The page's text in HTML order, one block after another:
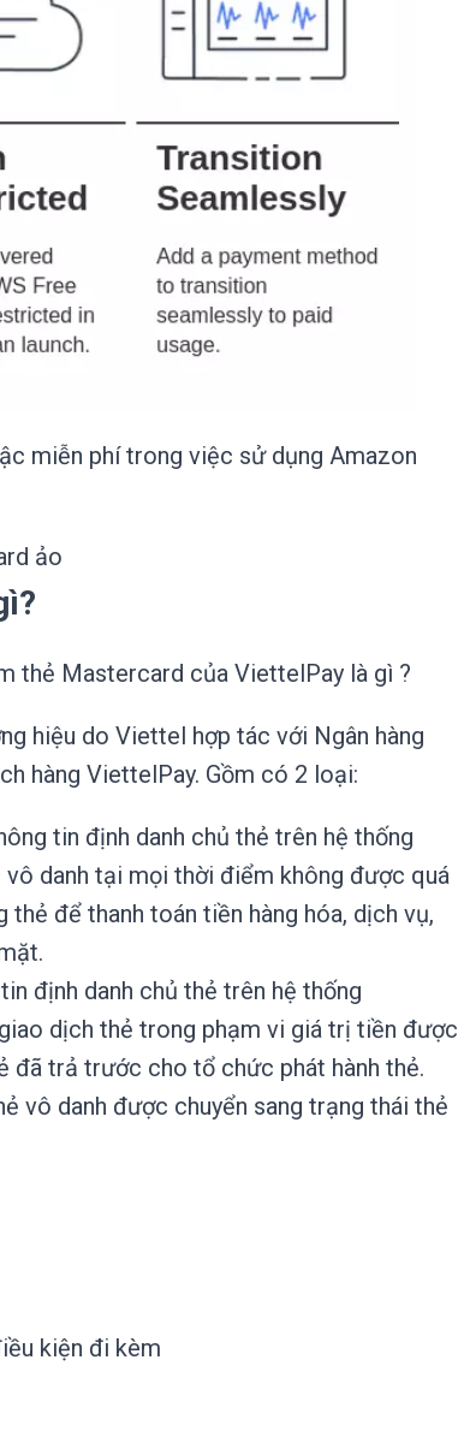
miễn phí trong việc sử dụng Amazon
ảo
thẻ Mastercard của ViettelPay là gì ?
hiệu do Viettel hợp tác với Ngân hàng
hàng ViettelPay. Gồm có 2 loại:
tin định danh chủ thẻ trên hệ thống
danh tại mọi thời điểm không được quá
để thanh toán tiền hàng hóa, dịch vụ,
định danh chủ thẻ trên hệ thống
dịch thẻ trong phạm vi giá trị tiền được
đã trả trước cho tổ chức phát hành thẻ.
vô danh được chuyển sang trạng thái thẻ
kiện đi kèm